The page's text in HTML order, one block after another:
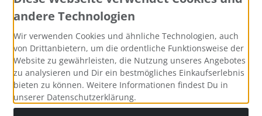
andere Technologien
Wir verwenden Cookies und ähnliche Technologien, auch
von Drittanbietern, um die ordentliche Funktionsweise der
Website zu gewährleisten, die Nutzung unseres Angebotes
zu analysieren und Dir ein bestmögliches Einkaufserlebnis
bieten zu können. Weitere Informationen findest Du in
unserer Datenschutzerklärung.